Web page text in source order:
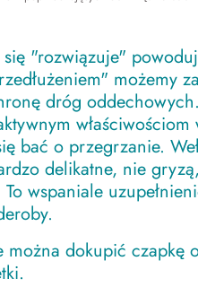
się "rozwiązuje"
możemy
dróg
właściwościom
bać o przegrzanie.
delikatne, nie
wspaniale
dokupić czapkę